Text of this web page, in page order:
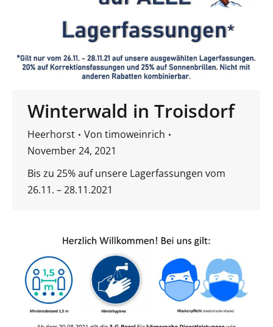
Winterwald in Troisdorf
Heerhorst Von timoweinrich
November 24, 2021
Bis zu 25% auf unsere Lagerfassungen vom
26.11. – 28.11.2021